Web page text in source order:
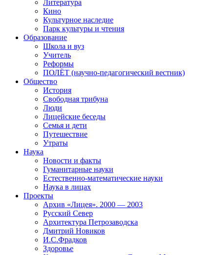
Литература
Кино
Культурное наследие
Парк культуры и чтения
Образование
Школа и вуз
Учитель
Реформы
ПОЛЁТ (научно-педагогический вестник)
Общество
История
Свободная трибуна
Люди
Лицейские беседы
Семья и дети
Путешествие
Утраты
Наука
Новости и факты
Гуманитарные науки
Естественно-математические науки
Наука в лицах
Проекты
Архив «Лицея». 2000 — 2003
Русский Север
Архитектура Петрозаводска
Дмитрий Новиков
И.С.Фрадков
Здоровье